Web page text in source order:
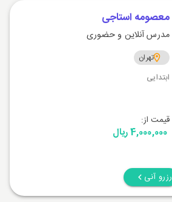
معصومه استاجی
مدرس آنلاین و حضوری
تهران
ابتدایی
قیمت از:
4,000,000 ریال
رزرو آنی